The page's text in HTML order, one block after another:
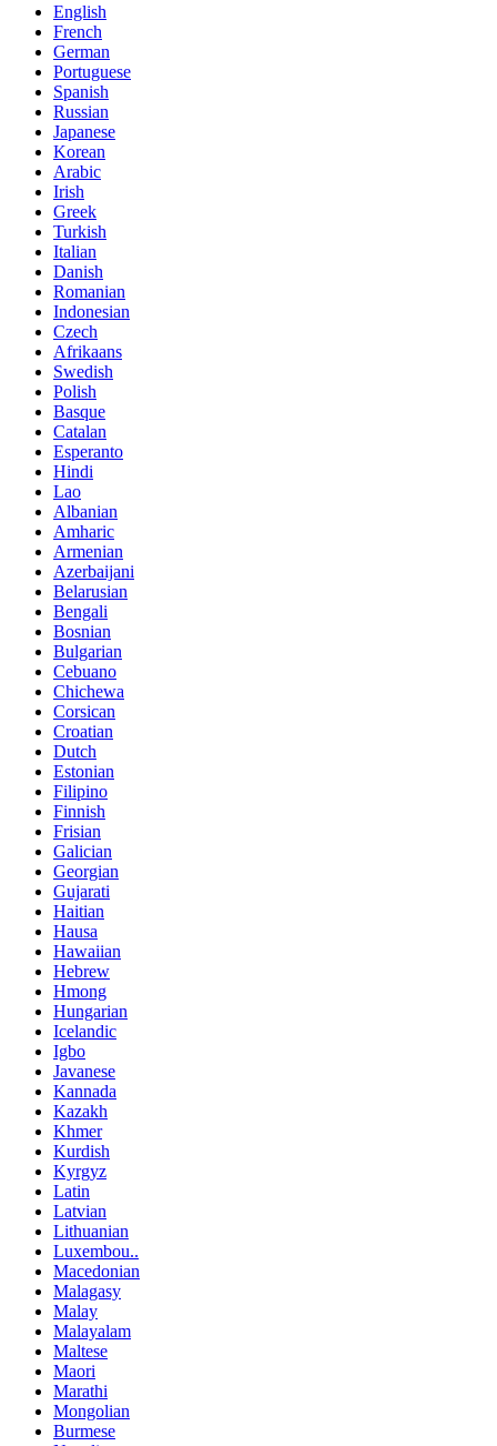
English
French
German
Portuguese
Spanish
Russian
Japanese
Korean
Arabic
Irish
Greek
Turkish
Italian
Danish
Romanian
Indonesian
Czech
Afrikaans
Swedish
Polish
Basque
Catalan
Esperanto
Hindi
Lao
Albanian
Amharic
Armenian
Azerbaijani
Belarusian
Bengali
Bosnian
Bulgarian
Cebuano
Chichewa
Corsican
Croatian
Dutch
Estonian
Filipino
Finnish
Frisian
Galician
Georgian
Gujarati
Haitian
Hausa
Hawaiian
Hebrew
Hmong
Hungarian
Icelandic
Igbo
Javanese
Kannada
Kazakh
Khmer
Kurdish
Kyrgyz
Latin
Latvian
Lithuanian
Luxembou..
Macedonian
Malagasy
Malay
Malayalam
Maltese
Maori
Marathi
Mongolian
Burmese